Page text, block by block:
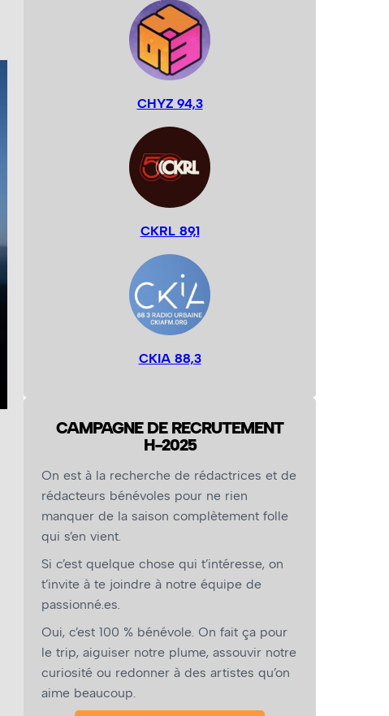
CHYZ 94,3
CKRL 89,1
CKIA 88,3
CAMPAGNE DE RECRUTEMENT
H-2025
On est à la recherche de rédactrices et de
rédacteurs bénévoles pour ne rien
manquer de la saison complètement folle
qui s’en vient.
Si c’est quelque chose qui t’intéresse, on
t’invite à te joindre à notre équipe de
passionné.es.
Oui, c’est 100 % bénévole. On fait ça pour
le trip, aiguiser notre plume, assouvir notre
curiosité ou redonner à des artistes qu’on
aime beaucoup.